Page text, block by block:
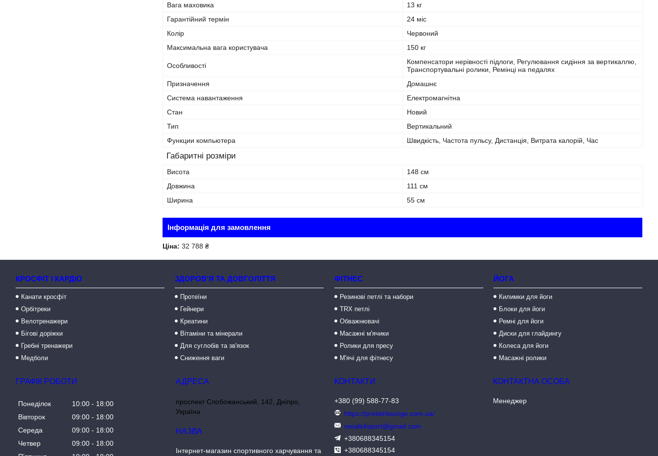
Вага маховика
13 кг
Гарантійний термін
24 міс
Колір
Червоний
Максимальна вага користувача
150 кг
Особливості
Компенсатори нерівності підлоги, Регулювання сидіння за вертикаллю,
Транспортувальні ролики, Ремінці на педалях
Призначення
Домашнє
Система навантаження
Електромагнітна
Стан
Новий
Тип
Вертикальний
Функции компьютера
Швидкість, Частота пульсу, Дистанція, Витрата калорій, Час
Габаритні розміри
Висота
148 см
Довжина
111 см
Ширина
55 см
Інформація для замовлення
Ціна: 32 788 ₴
КРОСФІТ І КАРДІО
Канати кросфіт
Орбітреки
Велотренажери
Бігові доріжки
Гребні тренажери
Медболи
ЗДОРОВ'Я ТА ДОВГОЛІТТЯ
Протеїни
Гейнери
Креатини
Вітаміни та мінерали
Для суглобів та зв'язок
Сниження ваги
ФІТНЕС
Резинові петлі та набори
TRX петлі
Обважнювачі
Масажні м'ячики
Ролики для пресу
М'ячі для фітнесу
ЙОГА
Килимки для йоги
Блоки для йоги
Ремні для йоги
Диски для глайдингу
Колеса для йоги
Масажні ролики
ГРАФІК РОБОТИ
Понеділок 10:00
18:00
Вівторок
09:00
18:00
Середа
09:00
18:00
Четвер
09:00
18:00
проспект Слобожанський, 142, Дніпро,
Україна
Інтернет-магазин спортивного харчування та
+380 (99) 588-77-83
https://proteinlounge.com.ua/
meals4sport@gmail.com
+380688345154
+380688345154
Менеджер